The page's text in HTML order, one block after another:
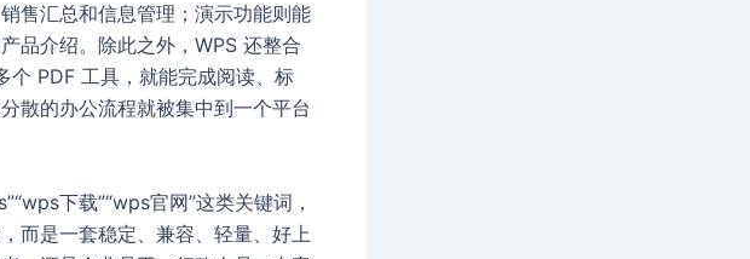
售汇总和信息管理；演示功能则能
品介绍。除此之外，WPS 还整合
个 PDF 工具，就能完成阅读、标
散的办公流程就被集中到一个平台
下载”“wps官网”这类关键词，
而是一套稳定、兼容、轻量、好上